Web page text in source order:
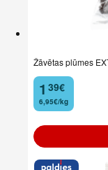
Žāvētas plūmes
1
. 39€
6,95€/kg